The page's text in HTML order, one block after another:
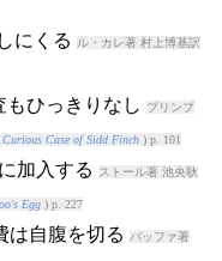
にくる ル・カレ著 村上博基訳
ひっきりなし プリンプ
Curious Case of Sidd Finch) p. 101
加入する ストール著 池央耿
Egg) p. 227
は自腹を切る バッファ著